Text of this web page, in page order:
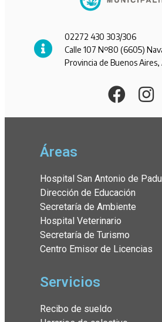
02272 430 303/306
Calle 107 Nº80 (6605)
Provincia de Buenos
Áreas
Hospital San Antonio de
Dirección de Educación
Secretaría de Ambiente
Hospital Veterinario
Secretaría de Turismo
Centro Emisor de Licencias
Servicios
Recibo de sueldo